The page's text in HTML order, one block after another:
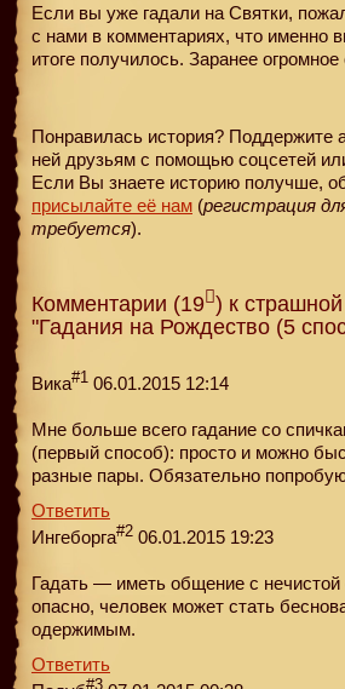
Если вы уже гадали на Святки,
с нами в комментариях, что именно
итоге получилось. Заранее огромное
Понравилась история? Поддержите
ней друзьям с помощью соцсетей
Если Вы знаете историю получше,
присылайте её нам (регистрация
требуется).
Комментарии (19 ) к
"Гадания на Рождество (5
Вика#1 06.01.2015 12:14
Мне больше всего гадание со
(первый способ): просто и можно
разные пары. Обязательно
Ответить
Ингеборга#2 06.01.2015 19:23
Гадать — иметь общение с нечистой
опасно, человек может стать
одержимым.
Ответить
#3